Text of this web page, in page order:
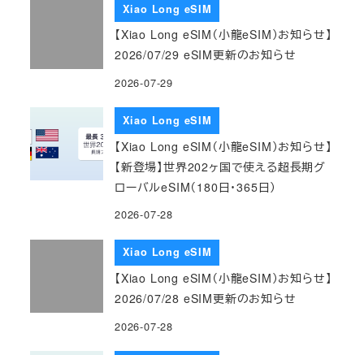
Xiao Long eSIM
【Xiao Long eSIM（小龍eSIM）お知らせ】
2026/07/29 eSIM更新のお知らせ
2026-07-29
Xiao Long eSIM
【Xiao Long eSIM（小龍eSIM）お知らせ】
【新登場】世界202ヶ国で使える超長期グ
ローバルeSIM（180日・365日）
2026-07-28
Xiao Long eSIM
【Xiao Long eSIM（小龍eSIM）お知らせ】
2026/07/28 eSIM更新のお知らせ
2026-07-28